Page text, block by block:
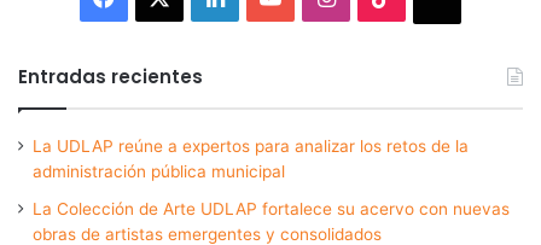
Entradas recientes
La UDLAP reúne a expertos para analizar los retos de la
administración pública municipal
La Colección de Arte UDLAP fortalece su acervo con nuevas
obras de artistas emergentes y consolidados